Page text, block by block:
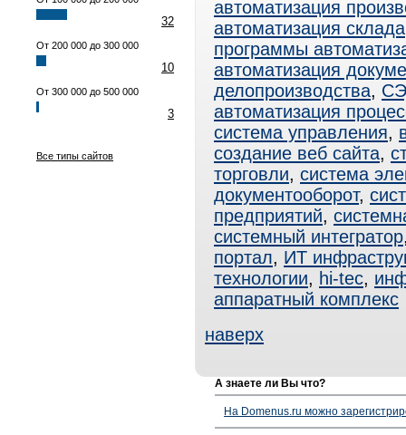
32
От 200 000 до 300 000
10
От 300 000 до 500 000
3
Все типы сайтов
автоматизация
автоматизация склада
программы
автоматизация
делопроизводства,
автоматизация
система управления,
создание веб сайта,
торговли, система
документооборот,
предприятий,
системный интегратор
портал, ИТ
технологии, hi-tec,
аппаратный комплекс
наверх
А знаете ли Вы что?
На Domenus.ru можно